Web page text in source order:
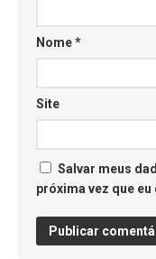
Nome*
Site
Salvar meus
próxima vez que eu